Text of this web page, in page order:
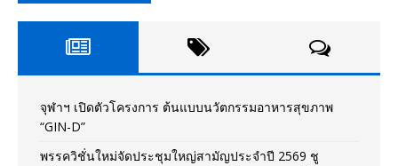
จุฬาฯ เปิดตัวโครงการ ต้นแบบนวัตกรรมอาหารสุขภาพ
“GIN-D”
พรรควิชั่นใหม่จัดประชุมใหญ่สามัญประจำปี 2569 ชู